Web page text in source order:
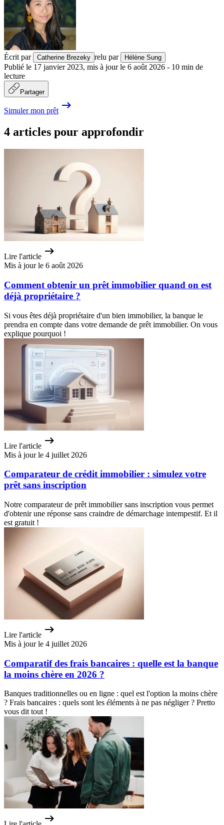
Écrit par Catherine Brezeky relu par Hélène Sung
Publié le 17 janvier 2023, mis à jour le 6 août 2026 - 10 min de
lecture
Partager
Simuler mon prêt
4 articles pour approfondir
Lire l'article
Mis à jour le 6 août 2026
Comment obtenir un prêt immobilier quand on est
déjà propriétaire ?
Si vous êtes déjà propriétaire d'un bien immobilier, la banque le
prendra en compte dans votre demande de prêt immobilier. On vous
explique pourquoi !
Lire l'article
Mis à jour le 4 juillet 2026
Comparateur de crédit immobilier : simulez votre
prêt sans inscription
Notre comparateur de prêt immobilier sans inscription vous permet
d'obtenir une réponse sans craindre de démarchage intempestif. Et il
est gratuit !
Lire l'article
Mis à jour le 4 juillet 2026
Comparatif des frais bancaires : quelle est la banque
la moins chère en 2026 ?
Banques traditionnelles ou en ligne : quel est l'option la moins chère
? Frais bancaires : quels sont les éléments à ne pas négliger ? Pretto
vous dit tout !